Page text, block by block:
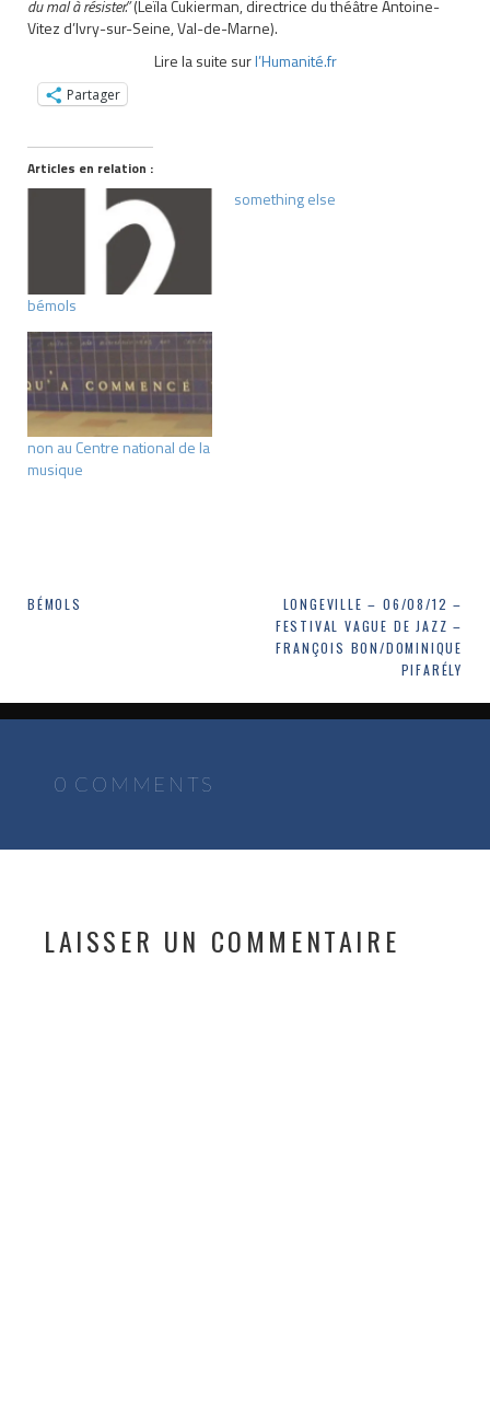
du mal à résister.”(Leïla Cukierman, directrice du théâtre Antoine-
Vitez d’Ivry-sur-Seine, Val-de-Marne).
Lire la suite surl’Humanité.fr
Partager
Articles en relation :
bémols
something else
non au Centre national de la
musique
Navigation
BÉMOLS
LONGEVILLE – 06/08/12 –
FESTIVAL VAGUE DE JAZZ –
FRANÇOIS BON/DOMINIQUE
PIFARÉLY
0 COMMENTS
LAISSER UN COMMENTAIRE